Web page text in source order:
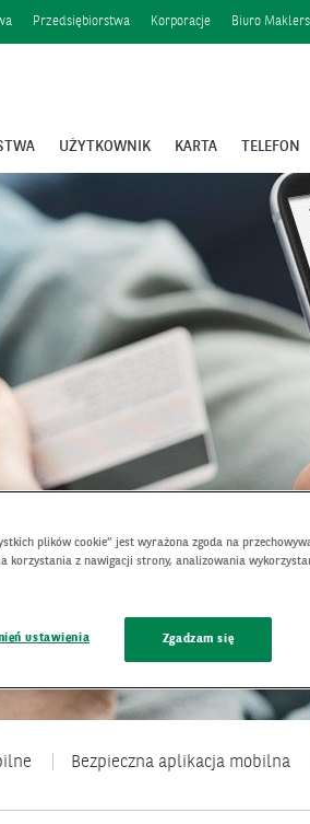
Przedsiębiorstwa Korporacje Biuro
UŻYTKOWNIK KARTA TELEFON
Bezpieczna aplikacja mobilna
plików cookie” jest wyrażona zgoda na
korzystania z nawigacji strony, analizowania
ustawienia Zgadzam się